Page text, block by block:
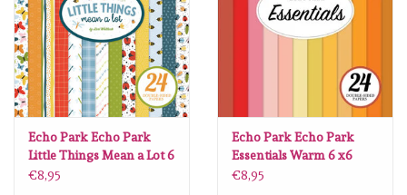
Stansmachine en toebehoren
schudmateriaal
Lesia Zgharda
Magnolia
Echo Park Echo Park
Little Things Mean a Lot 6
x6
€8,95
Echo Park Echo Park
Essentials Warm 6 x6
€8,95